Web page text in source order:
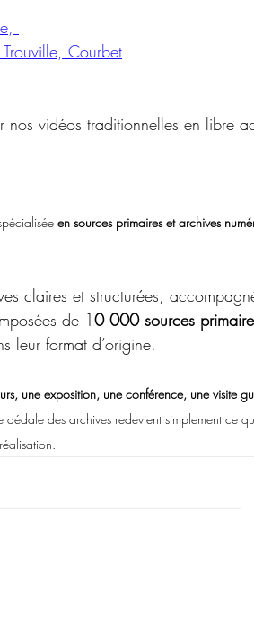
Courbet
nos vidéos traditionnelles en libre
en sources primaires et archives
claires et structurées,
de 10 000 sources
leur format d’origine.
une exposition, une conférence, une visite
des archives redevient simplement ce